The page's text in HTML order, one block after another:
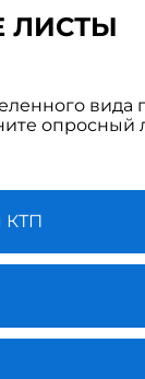
ЛИСТЫ
вида
опросный
КТП